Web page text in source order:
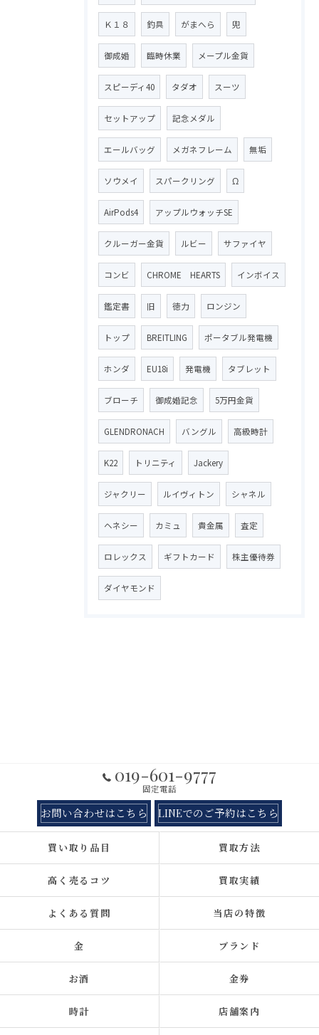
Ｋ１８ 釣具 がまへら 兜
御成婚 臨時休業 メープル金貨
スピーディ40 タダオ スーツ
セットアップ 記念メダル
エールバッグ メガネフレーム 無垢
ソウメイ スパークリング Ω
AirPods4 アップルウォッチSE
クルーガー金貨 ルビー サファイヤ
コンビ CHROME HEARTS インボイス
鑑定書 旧 徳力 ロンジン
トップ BREITLING ポータブル発電機
ホンダ EU18i 発電機 タブレット
ブローチ 御成婚記念 5万円金貨
GLENDRONACH バングル 高級時計
K22 トリニティ Jackery
ジャクリー ルイヴィトン シャネル
ヘネシー カミュ 貴金属 査定
ロレックス ギフトカード 株主優待券
ダイヤモンド
019-601-9777
固定電話
お問い合わせはこちら LINEでのご予約はこちら
買い取り品目 買取方法
高く売るコツ 買取実績
よくある質問 当店の特徴
金 ブランド
お酒 金券
時計 店舗案内